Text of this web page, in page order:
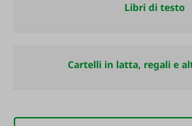
Libri di testo
Cartelli in latta, regali e